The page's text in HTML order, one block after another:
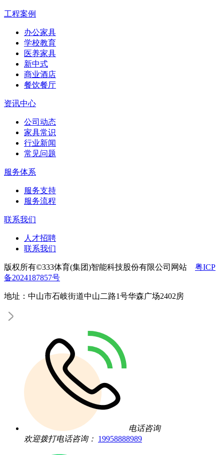
工程案例
办公家具
学校教育
医养家具
新中式
商业酒店
餐饮餐厅
资讯中心
公司动态
家具常识
行业新闻
常见问题
服务体系
服务支持
服务流程
联系我们
人才招聘
联系我们
版权所有©333体育(集团)智能科技股份有限公司网站 粤ICP
备2024187857号
地址：中山市石岐街道中山二路1号华森广场2402房
电话咨询
欢迎拨打电话咨询： 19958888989